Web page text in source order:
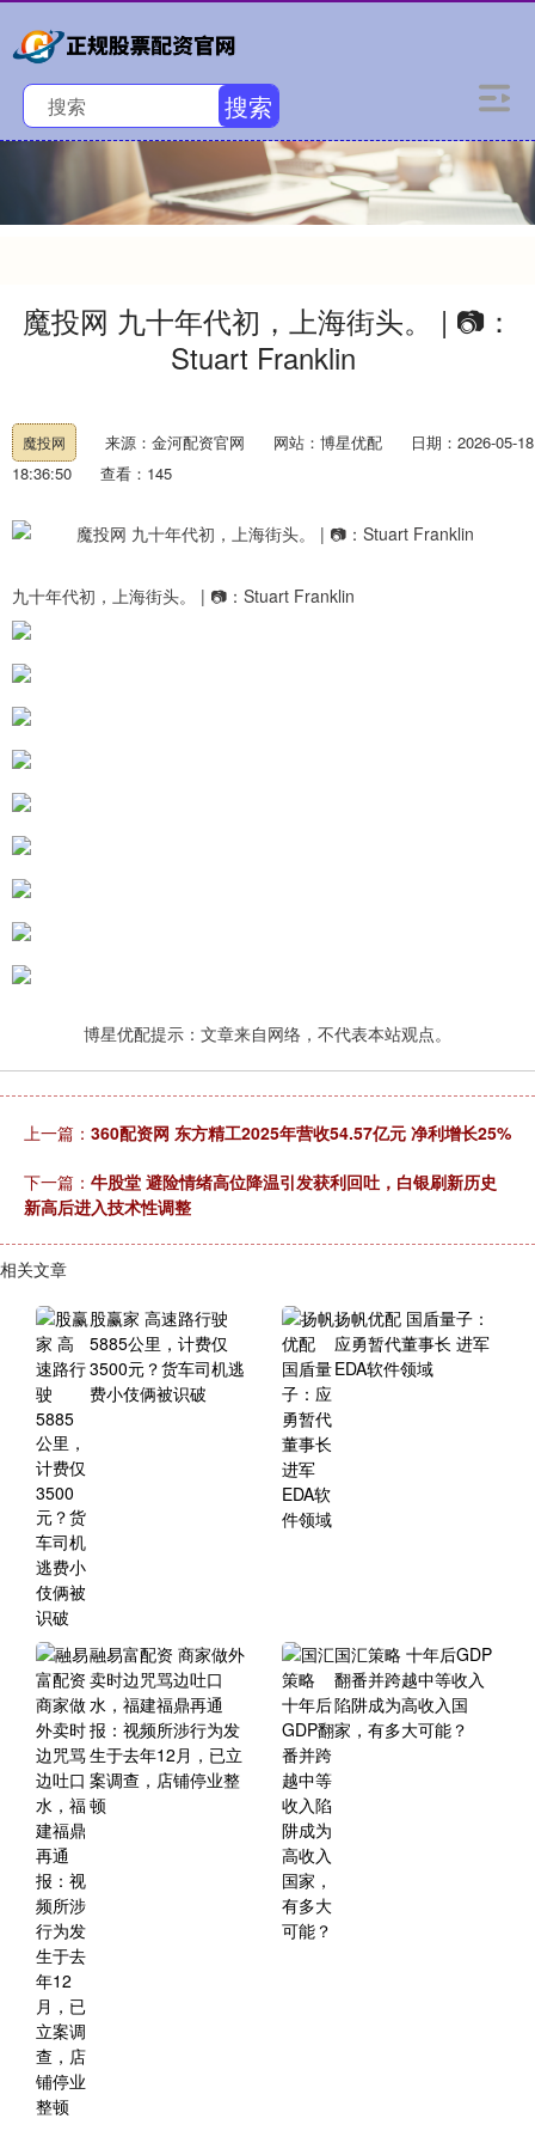
搜索
魔投网 九十年代初，上海街头。 | 📷：
Stuart Franklin ​
魔投网 来源：金河配资官网 网站：博星优配
日期：2026-05-18
18:36:50
查看：145
九十年代初，上海街头。 | 📷：Stuart Franklin ​​​
博星优配提示：文章来自网络，不代表本站观点。
上一篇： 360配资网 东方精工2025年营收54.57亿元 净利增长25%
下一篇： 牛股堂 避险情绪高位降温引发获利回吐，白银刷新历史
新高后进入技术性调整
相关文章
股赢家 高速路行驶
5885公里，计费仅
3500元？货车司机逃
费小伎俩被识破
扬帆优配 国盾量子：
应勇暂代董事长 进军
EDA软件领域
融易富配资 商家做外
卖时边咒骂边吐口
水，福建福鼎再通
报：视频所涉行为发
生于去年12月，已立
案调查，店铺停业整
顿
国汇策略 十年后GDP
翻番并跨越中等收入
陷阱成为高收入国
家，有多大可能？